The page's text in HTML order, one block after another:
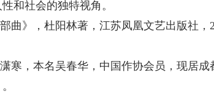
和社会的独特视角。
部曲》，杜阳林著，江苏凤凰文艺出版社，
潇寒，本名吴春华，中国作协会员，现居